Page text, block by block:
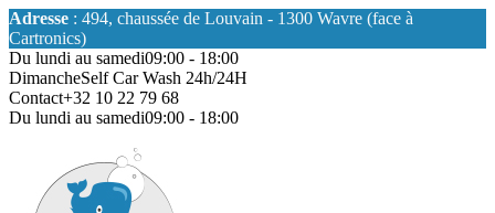
Adresse : 494, chaussée de Louvain - 1300 Wavre (face à
Cartronics)
Du lundi au samedi09:00 - 18:00
DimancheSelf Car Wash 24h/24H
Contact+32 10 22 79 68
Du lundi au samedi09:00 - 18:00